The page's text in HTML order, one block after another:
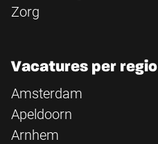
Zorg
Vacatures per regio
Amsterdam
Apeldoorn
Arnhem